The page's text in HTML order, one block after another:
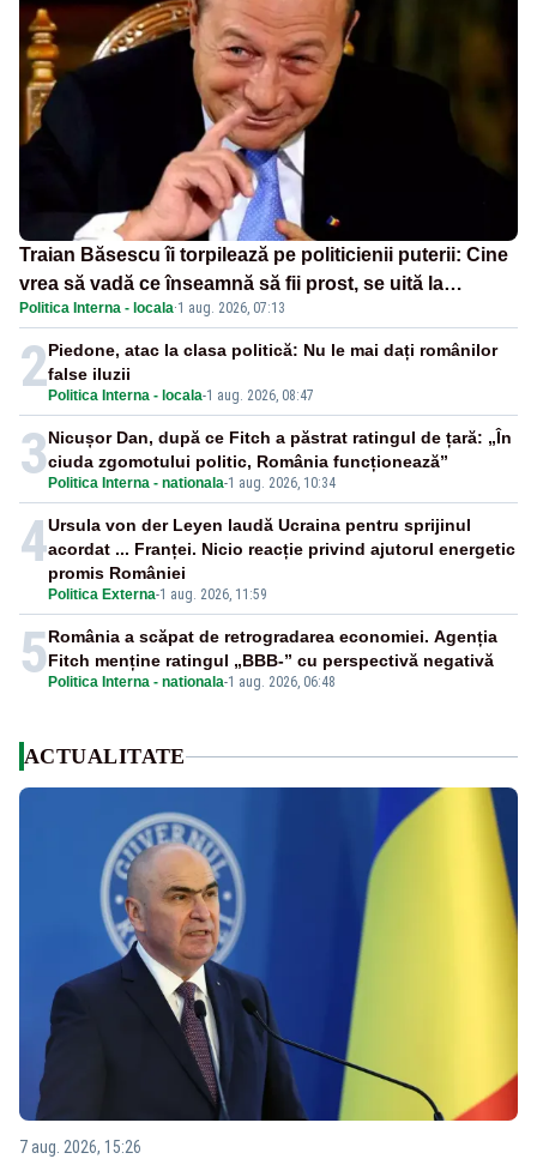
Traian Băsescu îi torpilează pe politicienii puterii: Cine
vrea să vadă ce înseamnă să fii prost, se uită la
România
Politica Interna - locala·1 aug. 2026, 07:13
2 Politica Interna - locala-1 aug. 2026, 08:47
Piedone, atac la clasa politică: Nu le mai dați românilor
false iluzii
3 Politica Interna - nationala-1 aug. 2026, 10:34
Nicușor Dan, după ce Fitch a păstrat ratingul de țară: „În
ciuda zgomotului politic, România funcționează”
4
Politica Externa-1 aug. 2026, 11:59
Ursula von der Leyen laudă Ucraina pentru sprijinul
acordat ... Franței. Nicio reacție privind ajutorul energetic
promis României
5 Politica Interna - nationala-1 aug. 2026, 06:48
România a scăpat de retrogradarea economiei. Agenția
Fitch menține ratingul „BBB-” cu perspectivă negativă
ACTUALITATE
7 aug. 2026, 15:26